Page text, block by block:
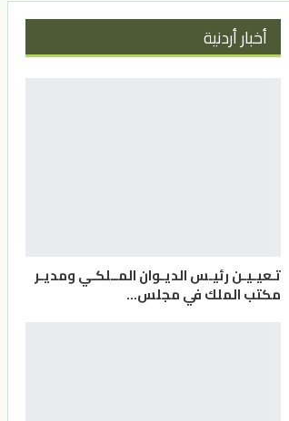
أخبار أردنية
تـعيـيـن رئيـس الديـوان المــلكـي ومديـر
مكتب الملك في مجلس…